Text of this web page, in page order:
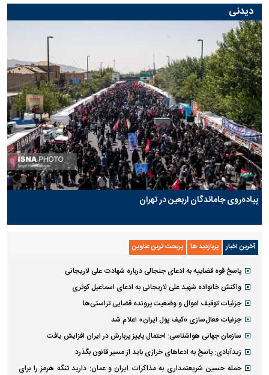
دیدنی
پیاده‌روی جاماندگان اربعین در تهران
آخرین اخبار پربازدید ها پربحث ترین عناوین
پاسخ قوه قضاییه به ادعای جنجالی درباره شهادت علی لاریجانی
واکنش خانواده شهید علی لاریجانی به ادعای اسماعیل کوثری
جزئیات توقیف اموال و وضعیت پرونده قضایی تراستی‌ها
جزئیات فعال‌سازی «کیف پول ایران» اعلام شد
سازمان جهانی هواشناسی: احتمال پاییز پربارش در ایران افزایش یافت
زیدآبادی: پاسخ به ادعا‌های خرازی باید از مسیر قانون بگذرد
حمله حسین شریعتمداری به مذاکرات ایران و عمان: دارید تنگه هرمز را برای